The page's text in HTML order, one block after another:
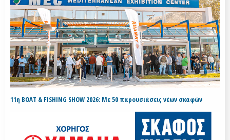
11η BOAT & FISHING SHOW 2026: Με 50 παρουσιάσεις νέων σκαφών